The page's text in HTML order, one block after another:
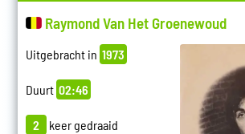
Raymond Van Het Groenewoud
Uitgebracht in 1973
Duurt 02:46
2 keer gedraaid